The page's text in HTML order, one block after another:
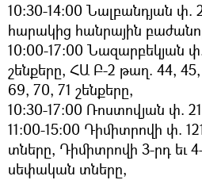
10:30-14:00 Նալբանդյան փ.
հարակից հանրային
10:00-17:00 Նազարբեկյան փ.
շենքերը, ՀԱ Բ-2 թաղ. 44,
69, 70, 71 շենքերը,
10:30-17:00 Ռոստովյան փ.
11:00-15:00 Դիմիտրովի փ.
տները, Դիմիտրովի 3-րդ եւ
սեփական տները,